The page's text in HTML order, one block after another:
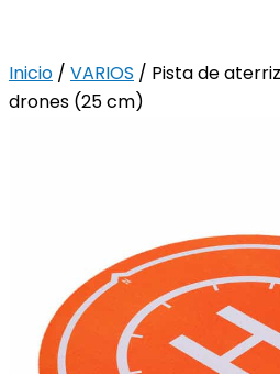
Inicio / VARIOS / Pista de
drones (25 cm)